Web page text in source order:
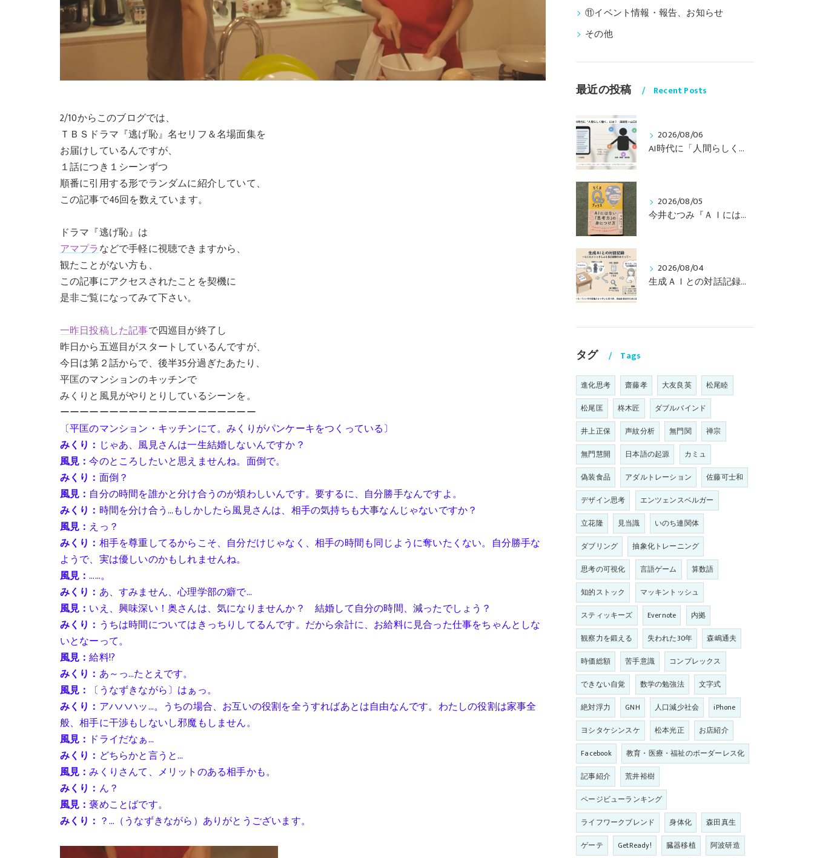
2/10からこのブログでは、
ＴＢＳドラマ『逃げ恥』名セリフ＆名場面集を
お届けしているんですが、
１話につき１シーンずつ
順番に引用する形でランダムに紹介していて、
この記事で46回を数えています。
ドラマ『逃げ恥』は
アマプラなどで手軽に視聴できますから、
観たことがない方も、
この記事にアクセスされたことを契機に
是非ご覧になってみて下さい。
一昨日投稿した記事で四巡目が終了し
昨日から五巡目がスタートしているんですが、
今日は第２話からで、後半35分過ぎたあたり、
平匡のマンションのキッチンで
みくりと風見がやりとりしているシーンを。
ーーーーーーーーーーーーーーーーーーーー
〔平匡のマンション・キッチンにて。みくりがパンケーキをつくっている〕
みくり： じゃあ、風見さんは一生結婚しないんですか？
風見：今のところしたいと思えませんね。面倒で。
みくり： 面倒？
風見： 自分の時間を誰かと分け合うのが煩わしいんです。要するに、自分勝手なんですよ。
みくり： 時間を分け合う…もしかしたら風見さんは、相手の気持ちも大事なんじゃないですか？
風見： えっ？
みくり： 相手を尊重してるからこそ、自分だけじゃなく、相手の時間も同じように奪いたくない。自分勝手な
ようで、実は優しいのかもしれませんね。
風見：……。
みくり： あ、すみません、心理学部の癖で…
風見： いえ、興味深い！奥さんは、気になりませんか？ 結婚して自分の時間、減ったでしょう？
みくり： うちは時間についてはきっちりしてるんです。だから余計に、お給料に見合った仕事をちゃんとしな
いとなーって。
風見：給料!?
みくり： あ～っ…たとえです。
風見：
〔うなずきながら〕はぁっ。
みくり： アハハハッ…。うちの場合、お互いの役割を全うすればあとは自由なんです。わたしの役割は家事全
般、相手に干渉もしないし邪魔もしません。
風見： ドライだなぁ…
みくり： どちらかと言うと…
風見：みくりさんて、メリットのある相手かも。
みくり： ん？
風見：褒めことばです。
みくり： ？…（うなずきながら）ありがとうございます。
⑪イベント情報・報告、お知らせ
その他
最近の投稿 Recent Posts
2026/08/06
AI時代に「人間らしく働く」には？ 〜山口周さんのインタビュー記事、動画より〜
2026/08/05
今井むつみ『ＡＩにはない思考力の身につけ方 ことばの学びはなぜ大切なのか？』
2026/08/04
生成ＡＩとの対話記録（その２） 〜らくだメソッドによる自己観察をめぐって〜
タグ Tags
進化思考 齋藤孝 大友良英
松尾睦
松尾匡
柊木匠
ダブルバインド
井上正保
声紋分析 無門関
禅宗
無門慧開
日本語の起源
カミュ
偽装食品
アダルトレーション
佐藤可士和
デザイン思考
エンツェンスベルガー
立花隆
見当識
いのち連関体
ダブリング
抽象化トレーニング
思考の可視化
言語ゲーム
算数語
知的ストック
マッキントッシュ
スティッキーズ
Evernote
内拠
観察力を鍛える
失われた30年
森嶋通夫
時価総額
苦手意識
コンプレックス
できない自覚
数学の勉強法
文字式
絶対浮力
GNH 人口減少社会
iPhone
ヨシタケシンスケ
松本光正
お店紹介
Facebook
教育・医療・福祉のボーダーレス化
記事紹介
荒井裕樹
ページビューランキング
ライフワークブレンド
身体化
森田真生
ゲーテ
GetReady! 臓器移植
阿波研造